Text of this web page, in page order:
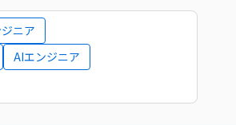
ニア
AIエンジニア